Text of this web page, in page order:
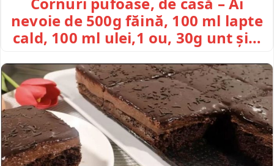
nevoie de 500g făină, 100 ml lapte
cald, 100 ml ulei,1 ou, 30g unt și…